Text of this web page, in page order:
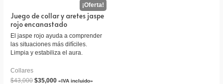
Juego de collar y aretes jaspe
rojo encanastado
El jaspe rojo ayuda a comprender
las situaciones más difíciles.
Limpia y estabiliza el aura.
Collares
$43,000 $35,000 «IVA incluido»